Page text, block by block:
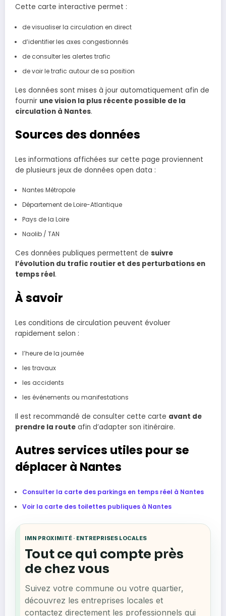
Cette carte interactive permet :
de visualiser la circulation en direct
d’identifier les axes congestionnés
de consulter les alertes trafic
de voir le trafic autour de sa position
Les données sont mises à jour automatiquement afin de
fournir une vision la plus récente possible de la
circulation à Nantes.
Sources des données
Les informations affichées sur cette page proviennent
de plusieurs jeux de données open data :
Nantes Métropole
Département de Loire-Atlantique
Pays de la Loire
Naolib / TAN
Ces données publiques permettent de suivre
l’évolution du trafic routier et des perturbations en
temps réel.
À savoir
Les conditions de circulation peuvent évoluer
rapidement selon :
l’heure de la journée
les travaux
les accidents
les événements ou manifestations
Il est recommandé de consulter cette carte avant de
prendre la route afin d’adapter son itinéraire.
Autres services utiles pour se
déplacer à Nantes
Consulter la carte des parkings en temps réel à Nantes
Voir la carte des toilettes publiques à Nantes
IMN PROXIMITÉ · ENTREPRISES LOCALES
Tout ce qui compte près
de chez vous
Suivez votre commune ou votre quartier,
découvrez les entreprises locales et
contactez directement les professionnels qui